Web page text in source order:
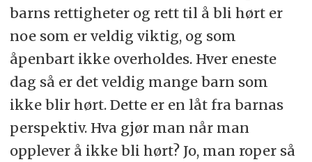
barns rettigheter og rett til å bli hørt er
noe som er veldig viktig, og som
åpenbart ikke overholdes. Hver eneste
dag så er det veldig mange barn som
ikke blir hørt. Dette er en låt fra barnas
perspektiv. Hva gjør man når man
opplever å ikke bli hørt? Jo, man roper så